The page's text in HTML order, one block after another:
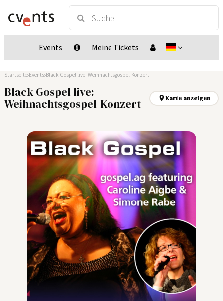
Events Meine Tickets
Startseite Events Black Gospel live: Weihnachtsgospel-Konzert
Black Gospel live:
Weihnachtsgospel-Konzert
Karte anzeigen